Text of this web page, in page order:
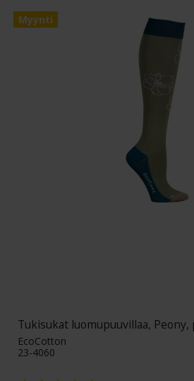
Myynti
Tukisukat luomupuuvillaa,
EcoCotton
23-4060